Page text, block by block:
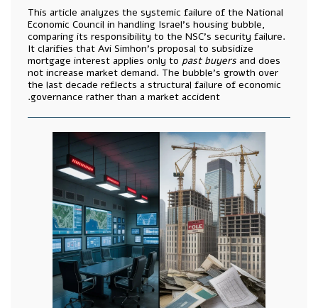
This article analyzes the systemic failure of the National
Economic Council in handling Israel’s housing bubble,
comparing its responsibility to the NSC’s security failure.
It clarifies that Avi Simhon’s proposal to subsidize
mortgage interest applies only to past buyers and does
not increase market demand. The bubble’s growth over
the last decade reflects a structural failure of economic
governance rather than a market accident.